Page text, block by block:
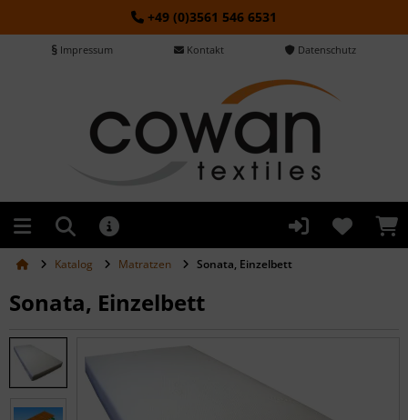
+49 (0)3561 546 6531
Impressum Kontakt Datenschutz
Katalog Matratzen Sonata, Einzelbett
Sonata, Einzelbett